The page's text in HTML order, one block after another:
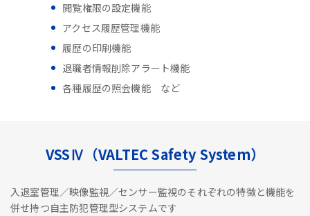
閲覧権限の設定機能
アクセス履歴管理機能
履歴の印刷機能
退職者情報削除アラート機能
各種履歴の照会機能 など
VSSⅣ（VALTEC Safety System）
入退室管理／映像監視／センサー監視のそれぞれの特徴と機能を
併せ持つ自主防犯管理型システムです